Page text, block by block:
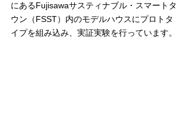
にあるFujisawaサスティナブル・スマートタ
ウン（FSST）内のモデルハウスにプロトタ
イプを組み込み、実証実験を行っています。